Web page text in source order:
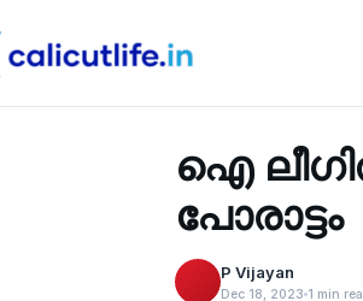
‹
ഐ
പോരാട്ടം
P Vijayan
Dec 18, 2023 1 min